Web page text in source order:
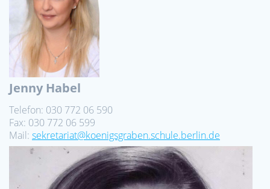
Jenny Habel
Telefon: 030 772 06 590
Fax: 030 772 06 599
Mail: sekretariat@koenigsgraben.schule.berlin.de